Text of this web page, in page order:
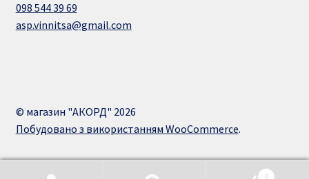
098 544 39 69
asp.vinnitsa@gmail.com
© магазин "АКОРД" 2026
Побудовано з використанням WooCommerce.
0